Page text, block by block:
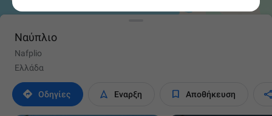
Ναύπλιο
Nafplio
Ελλάδα
 Οδηγίες  Έναρξη  Αποθήκευση